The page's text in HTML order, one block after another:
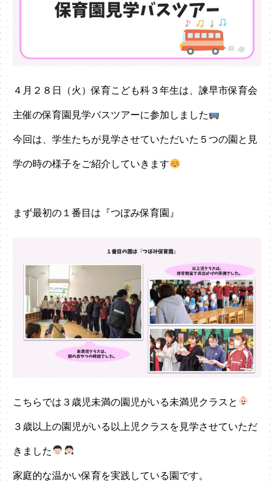
４月２８日（火）保育こども科３年生は、諫早市保育会
主催の保育園見学バスツアーに参加しました
今回は、学生たちが見学させていただいた５つの園と見
学の時の様子をご紹介していきます
まず最初の１番目は『つぼみ保育園』
こちらでは３歳児未満の園児がいる未満児クラスと
３歳以上の園児がいる以上児クラスを見学させていただ
きました
家庭的な温かい保育を実践している園です。